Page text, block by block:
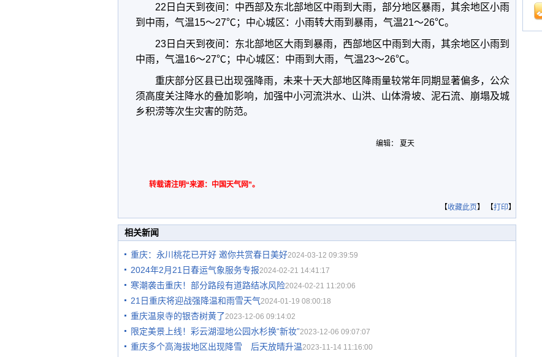
22日白天到夜间：中西部及东北部地区中雨到大雨，部分地区暴雨，其余地区小雨
到中雨，气温15～27℃；中心城区：小雨转大雨到暴雨，气温21～26℃。
23日白天到夜间：东北部地区大雨到暴雨，西部地区中雨到大雨，其余地区小雨到
中雨，气温16～27℃；中心城区：中雨到大雨，气温23～26℃。
重庆部分区县已出现强降雨，未来十天大部地区降雨量较常年同期显著偏多，公众
须高度关注降水的叠加影响，加强中小河流洪水、山洪、山体滑坡、泥石流、崩塌及城
乡积涝等次生灾害的防范。
编辑： 夏天
转载请注明“来源：中国天气网”。
【收藏此页】 【打印】
相关新闻
重庆：永川桃花已开好 邀你共赏春日美好2024-03-12 09:39:59
2024年2月21日春运气象服务专报2024-02-21 14:41:17
寒潮袭击重庆！部分路段有道路结冰风险2024-02-21 11:20:06
21日重庆将迎战强降温和雨雪天气2024-01-19 08:00:18
重庆温泉寺的银杏树黄了2023-12-06 09:14:02
限定美景上线！彩云湖湿地公园水杉换“新妆”2023-12-06 09:07:07
重庆多个高海拔地区出现降雪 后天放晴升温2023-11-14 11:16:00